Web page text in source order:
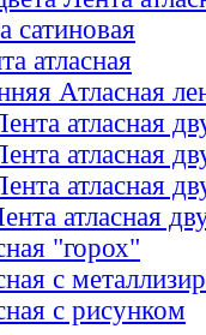
сатиновая
атласная
Атласная
атласная
атласная
атласная
атласная
"горох"
с
с рисунком